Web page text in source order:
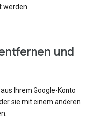
und
Ihrem Google-Konto
sie mit einem anderen